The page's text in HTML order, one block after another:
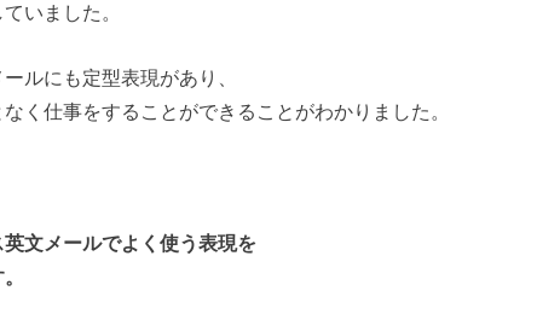
いました。
ルにも定型表現があり、
く仕事をすることができることがわかりました。
文メールでよく使う表現を